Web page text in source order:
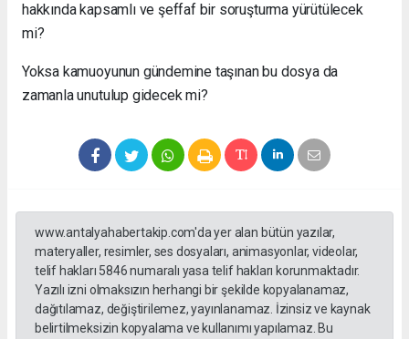
hakkında kapsamlı ve şeffaf bir soruşturma yürütülecek
mi?
Yoksa kamuoyunun gündemine taşınan bu dosya da
zamanla unutulup gidecek mi?
www.antalyahabertakip.com'da yer alan bütün yazılar,
materyaller, resimler, ses dosyaları, animasyonlar, videolar,
telif hakları 5846 numaralı yasa telif hakları korunmaktadır.
Yazılı izni olmaksızın herhangi bir şekilde kopyalanamaz,
dağıtılamaz, değiştirilemez, yayınlanamaz. İzinsiz ve kaynak
belirtilmeksizin kopyalama ve kullanımı yapılamaz. Bu